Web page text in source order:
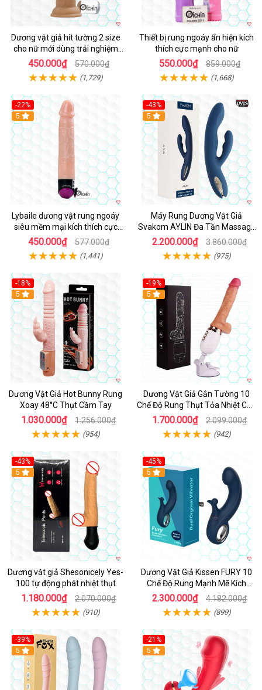
Dương vật giả hít tường 2 size
cho nữ mới dùng trải nghiệm
thật
450.000₫ 570.000₫
(1,729)
Thiết bị rung ngoáy ẩn hiện kích
thích cực mạnh cho nữ
550.000₫ 859.000₫
(1,668)
-22%
Hot
5
Lybaile dương vật rung ngoáy
siêu mềm mại kích thích cực
mạnh
450.000₫ 577.000₫
(1,441)
-43%
Hot
5
Máy Rung Dương Vật Giả
Svakom AYLIN Đa Tần Massage
Sướng
2.200.000₫ 3.860.000₫
(975)
-18%
Hot
5
Dương Vật Giả Hot Bunny Rung
Xoay 48°C Thụt Cầm Tay
1.030.000₫ 1.256.000₫
(954)
-19%
Hot
5
Dương Vật Giả Gắn Tường 10
Chế Độ Rung Thụt Tỏa Nhiệt Cao
Cấp
1.700.000₫ 2.099.000₫
(942)
-43%
5
Dương vật giả Shesonicely Yes-
100 tự động phát nhiệt thụt
1.180.000₫ 2.070.000₫
(910)
-45%
Hot
5
Dương Vật Giả Kissen FURY 10
Chế Độ Rung Mạnh Mẽ Kích
Thích
2.300.000₫ 4.182.000₫
(899)
-39%
Hot
5
-21%
Hot
5